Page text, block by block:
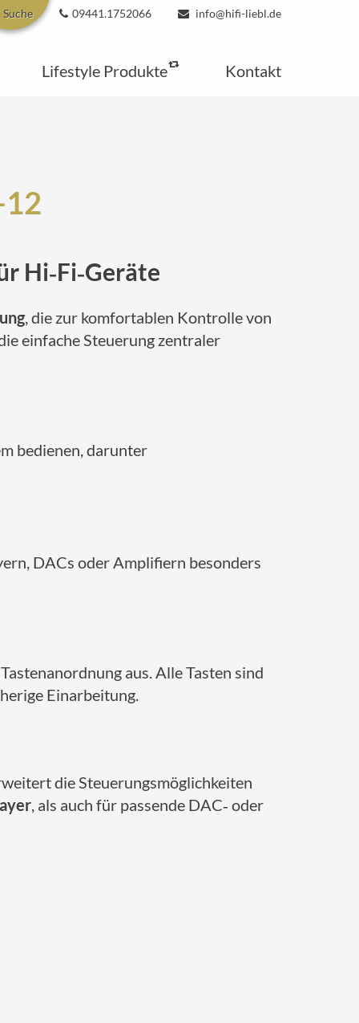
Suche 09441.1752066 info@hifi-liebl.de
Lifestyle Produkte Kontakt
Hi‑Fi‑Geräte
, die zur komfortablen Kontrolle von
einfache Steuerung zentraler
bedienen, darunter
DACs oder Amplifiern besonders
aus. Alle Tasten sind
Einarbeitung.
die Steuerungsmöglichkeiten
, als auch für passende DAC‑ oder